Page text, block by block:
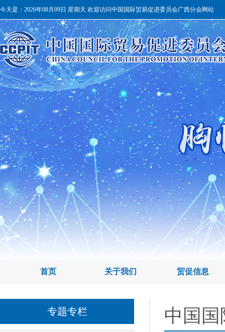
今天是： 2026年08月09日 星期天 欢迎访问中国国际贸易促进委员会广西分会网站
首页 关于我们 贸促信息
专题专栏 中国